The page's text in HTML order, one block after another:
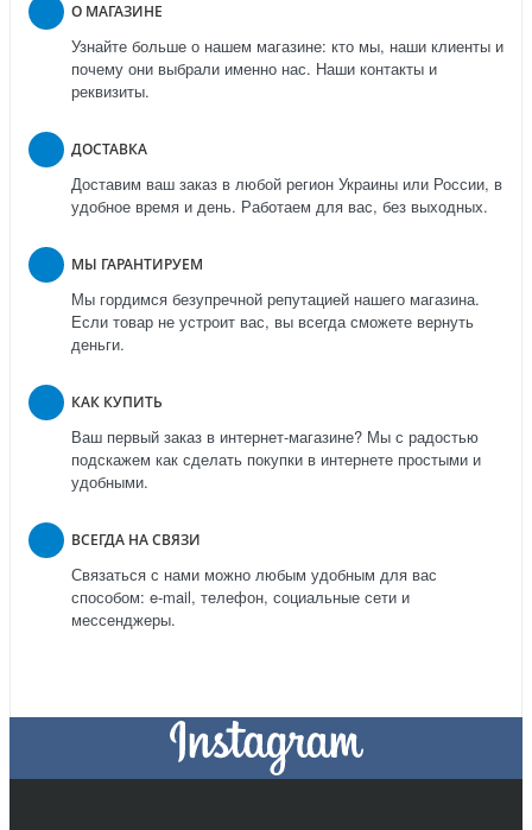
О МАГАЗИНЕ
Узнайте больше о нашем магазине: кто мы, наши клиенты и
почему они выбрали именно нас. Наши контакты и
реквизиты.
ДОСТАВКА
Доставим ваш заказ в любой регион Украины или России, в
удобное время и день. Работаем для вас, без выходных.
МЫ ГАРАНТИРУЕМ
Мы гордимся безупречной репутацией нашего магазина.
Если товар не устроит вас, вы всегда сможете вернуть
деньги.
КАК КУПИТЬ
Ваш первый заказ в интернет-магазине? Мы с радостью
подскажем как сделать покупки в интернете простыми и
удобными.
ВСЕГДА НА СВЯЗИ
Связаться с нами можно любым удобным для вас
способом: e-mail, телефон, социальные сети и
мессенджеры.